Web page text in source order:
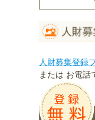
人財募集登録
または お電話